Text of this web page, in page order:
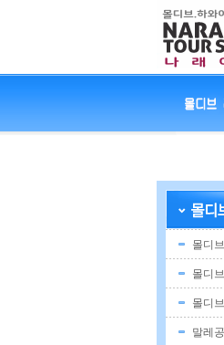
몰디
몰디
몰디
말레